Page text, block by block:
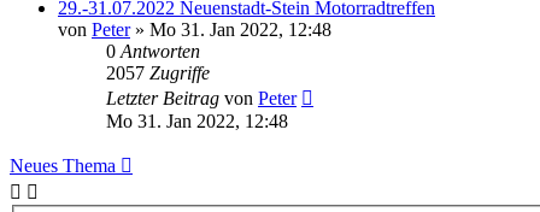
29.-31.07.2022 Neuenstadt-Stein Motorradtreffen
von Peter» Mo 31. Jan 2022, 12:48
0 Antworten
2057 Zugriffe
Letzter Beitrag von Peter
Mo 31. Jan 2022, 12:48
Neues Thema